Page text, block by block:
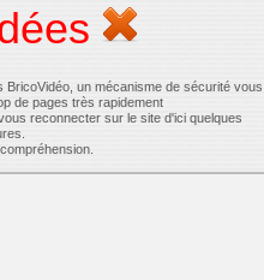
un mécanisme de sécurité vous
de pages très rapidement
reconnecter sur le site d'ici quelques